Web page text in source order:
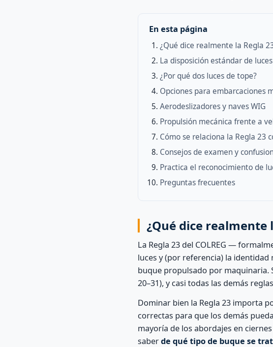
En esta página
¿Qué dice realmente la Regla
La disposición estándar de luces
¿Por qué dos luces de tope?
Opciones para embarcaciones
Aerodeslizadores y naves WIG
Propulsión mecánica frente a
Cómo se relaciona la Regla 23
Consejos de examen y
Practica el reconocimiento de
Preguntas frecuentes
¿Qué dice realmente
La Regla 23 del COLREG —
luces y (por referencia) la
buque propulsado por maquinaria.
20–31), y casi todas las demás
Dominar bien la Regla 23 importa
correctas para que los demás
mayoría de los abordajes en
saberde qué tipo de buque se